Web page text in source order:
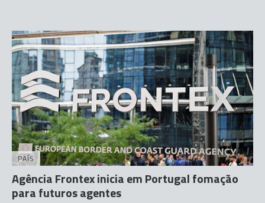
PAÍS
Agência Frontex inicia em Portugal fomação
para futuros agentes